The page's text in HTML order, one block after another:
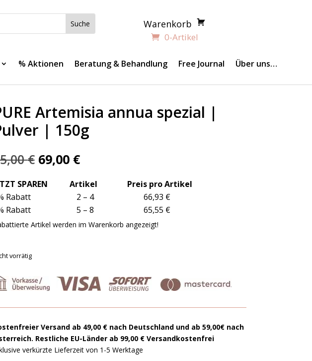
Warenkorb
0-Artikel
% Aktionen Beratung & Behandlung Free Journal Über uns…
Artemisia annua spezial |
| 150g
€ Ursprünglicher
Preis
war:
75,00 €
69,00 €Aktueller
ist:
69,00 €.
SPAREN Artikel Preis pro Artikel
Rabatt 2 – 4 66,93 €
Rabatt 5 – 8 65,55 €
Artikel werden im Warenkorb angezeigt!
vorrätig
Versand ab 49,00 € nach Deutschland und ab 59,00€ nach
Restliche EU-Länder ab 99,00 € Versandkostenfrei
verkürzte Lieferzeit von 1-5 Werktage